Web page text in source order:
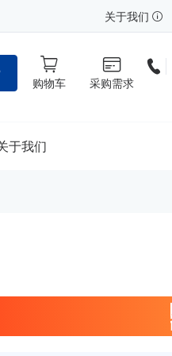
关于我们
购物车 采购需求
于我们